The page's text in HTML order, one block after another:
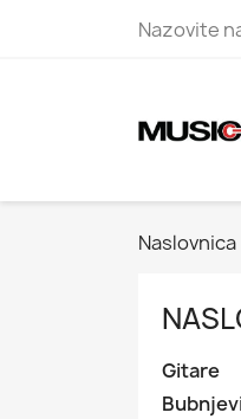
Nazovite
Naslovnica
Gitare
Bubnjevi